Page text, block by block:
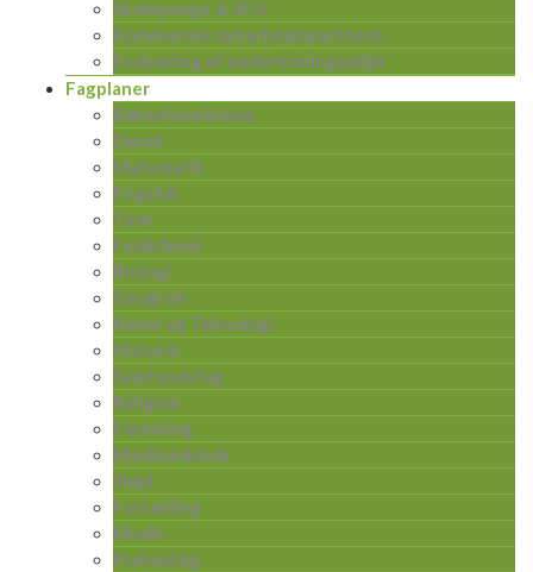
Skolepenge & SFO
Kommunale samarbejdspartnere
Evaluering af undervisningsmiljø
Fagplaner
Børnehaveklasse
Dansk
Matematik
Engelsk
Tysk
Fysik/kemi
Biologi
Geografi
Natur og Teknologi
Historie
Samfundsfag
Religion
Formning
Madkundskab
Sløjd
Fortælling
Musik
Praksisfag